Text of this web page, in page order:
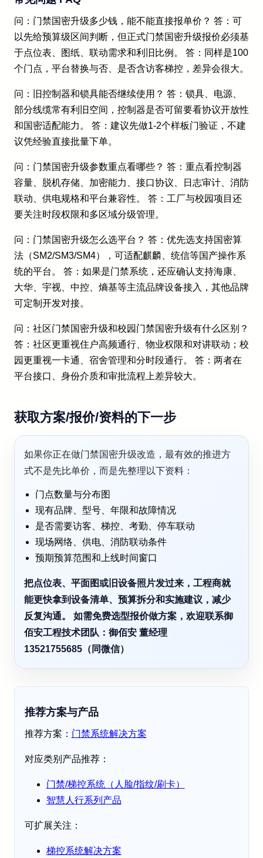
问：门禁国密升级多少钱，能不能直接报单价？ 答：可
以先给预算级区间判断，但正式门禁国密升级报价必须基
于点位表、图纸、联动需求和利旧比例。 答：同样是100
个门点，平台替换与否、是否含访客梯控，差异会很大。
问：旧控制器和锁具能否继续使用？ 答：锁具、电源、
部分线缆常有利旧空间，控制器是否可留要看协议开放性
和国密适配能力。 答：建议先做1-2个样板门验证，不建
议凭经验直接批量下单。
问：门禁国密升级参数重点看哪些？ 答：重点看控制器
容量、脱机存储、加密能力、接口协议、日志审计、消防
联动、供电规格和平台兼容性。 答：工厂与校园项目还
要关注时段权限和多区域分级管理。
问：门禁国密升级怎么选平台？ 答：优先选支持国密算
法（SM2/SM3/SM4），可适配麒麟、统信等国产操作系
统的平台。 答：如果是门禁系统，还应确认支持海康、
大华、宇视、中控、熵基等主流品牌设备接入，其他品牌
可定制开发对接。
问：社区门禁国密升级和校园门禁国密升级有什么区别？
答：社区更重视住户高频通行、物业权限和对讲联动；校
园更重视一卡通、宿舍管理和分时段通行。 答：两者在
平台接口、身份介质和审批流程上差异较大。
获取方案/报价/资料的下一步
如果你正在做门禁国密升级改造，最有效的推进方
式不是先比单价，而是先整理以下资料：
门点数量与分布图
现有品牌、型号、年限和故障情况
是否需要访客、梯控、考勤、停车联动
现场网络、供电、消防联动条件
预期预算范围和上线时间窗口
把点位表、平面图或旧设备照片发过来，工程商就
能更快拿到设备清单、预算拆分和实施建议，减少
反复沟通。 如需免费选型报价做方案，欢迎联系御
佰安工程技术团队：御佰安 董经理
13521755685（同微信）
推荐方案与产品
推荐方案： 门禁系统解决方案
对应类别产品推荐：
门禁/梯控系统（人脸/指纹/刷卡）
智慧人行系列产品
可扩展关注：
梯控系统解决方案